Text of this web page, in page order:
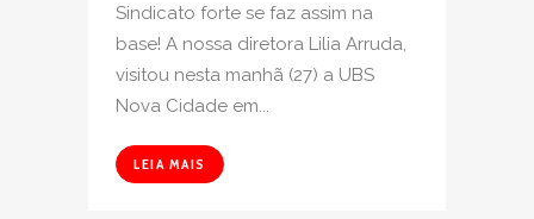
Sindicato forte se faz assim na
base! A nossa diretora Lilia Arruda,
visitou nesta manhã (27) a UBS
Nova Cidade em...
LEIA MAIS